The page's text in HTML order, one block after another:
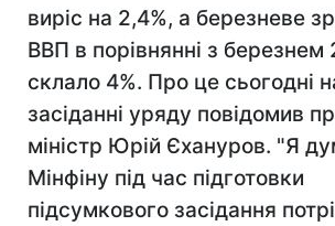
виріс на 2,4%, а березневе
ВВП в порівнянні з березнем
склало 4%. Про це сьогодні
засіданні уряду повідомив
міністр Юрій Єхануров. "Я
Мінфіну під час підготовки
підсумкового засідання